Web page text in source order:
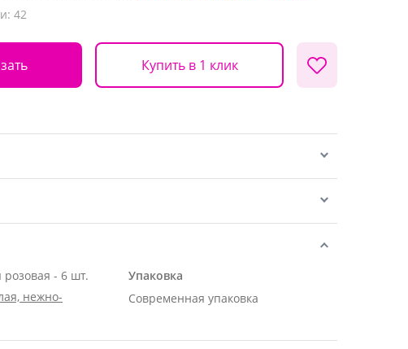
42
Купить в 1 клик
розовая - 6 шт.
нежно-
Упаковка
Современная упаковка